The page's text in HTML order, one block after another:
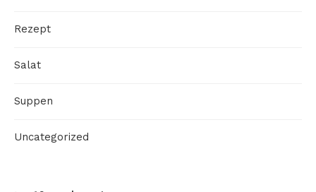
Rezept
Salat
Suppen
Uncategorized